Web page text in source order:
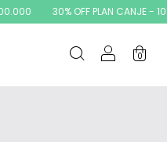
30% OFF PLAN CANJE - 10%
0